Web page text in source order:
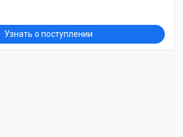
Узнать о поступлении